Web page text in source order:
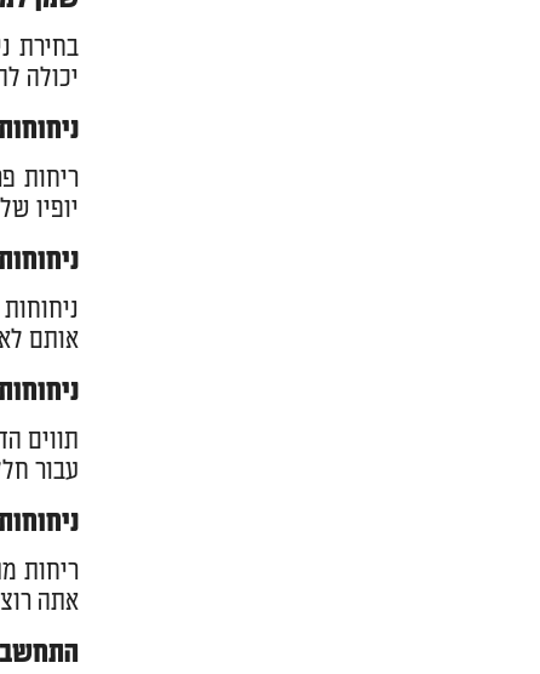
בחירת
יכולה
ריחות
יופיו
אותם
תווים
עבור
ריחות
אתה